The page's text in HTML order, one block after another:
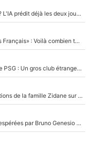
PSG : Deux gros transferts bouclés en 2027 ? L'IA prédit déjà les deux joueurs qui pourraient rejoindre Luis Enrique !
«C'est un beau salaire par rapport à 90 % des Français» : Voilà combien touchait Nelson Monfort sur France Télévisions avant de rejoindre CNews
Ferran Torres a pris sa décision concernant le PSG : Un gros club étranger prêt à relancer le feuilleton pour la signature du champion du monde 2026 !
«Il est très heureux et impatient» : Les révélations de la famille Zidane sur sa prise de pouvoir en équipe de France !
Plus de 100M€ pour l'OM : Voici les recrues espérées par Bruno Genesio et Grégory Lorenzi après l’opération dégraissage